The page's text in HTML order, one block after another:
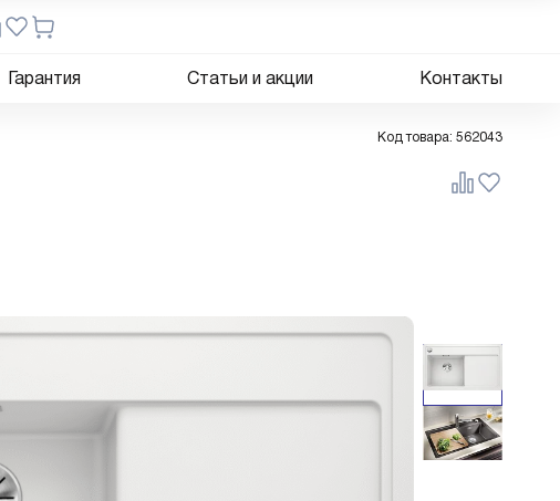
Гарантия Статьи и акции Контакты
Код товара: 562043